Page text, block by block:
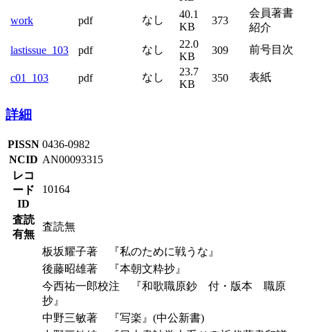
work pdf なし
40.1
KB
373
会員著書
紹介
lastissue_103
pdf なし
22.0
KB
309 前号目次
c01_103 pdf なし
23.7
KB
350 表紙
詳細
PISSN 0436-0982
NCID AN00093315
レコ
ード
ID
10164
査読
有無
査読無
板坂耀子著 『私のために戦うな』
後藤昭雄著 『本朝文粋抄』
今西祐一郎校注 『和歌職原鈔 付・版本 職原
抄』
中野三敏著 『写楽』(中公新書)